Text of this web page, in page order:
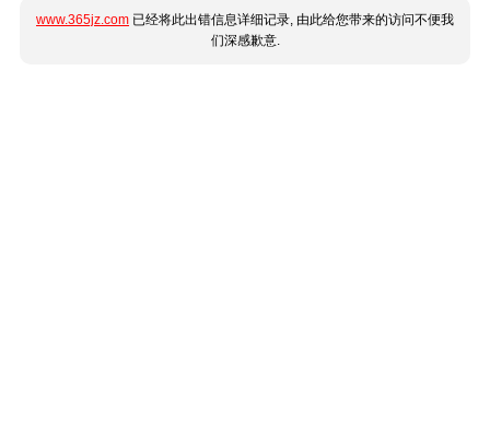
www.365jz.com 已经将此出错信息详细记录, 由此给您带来的访问不便我
们深感歉意.